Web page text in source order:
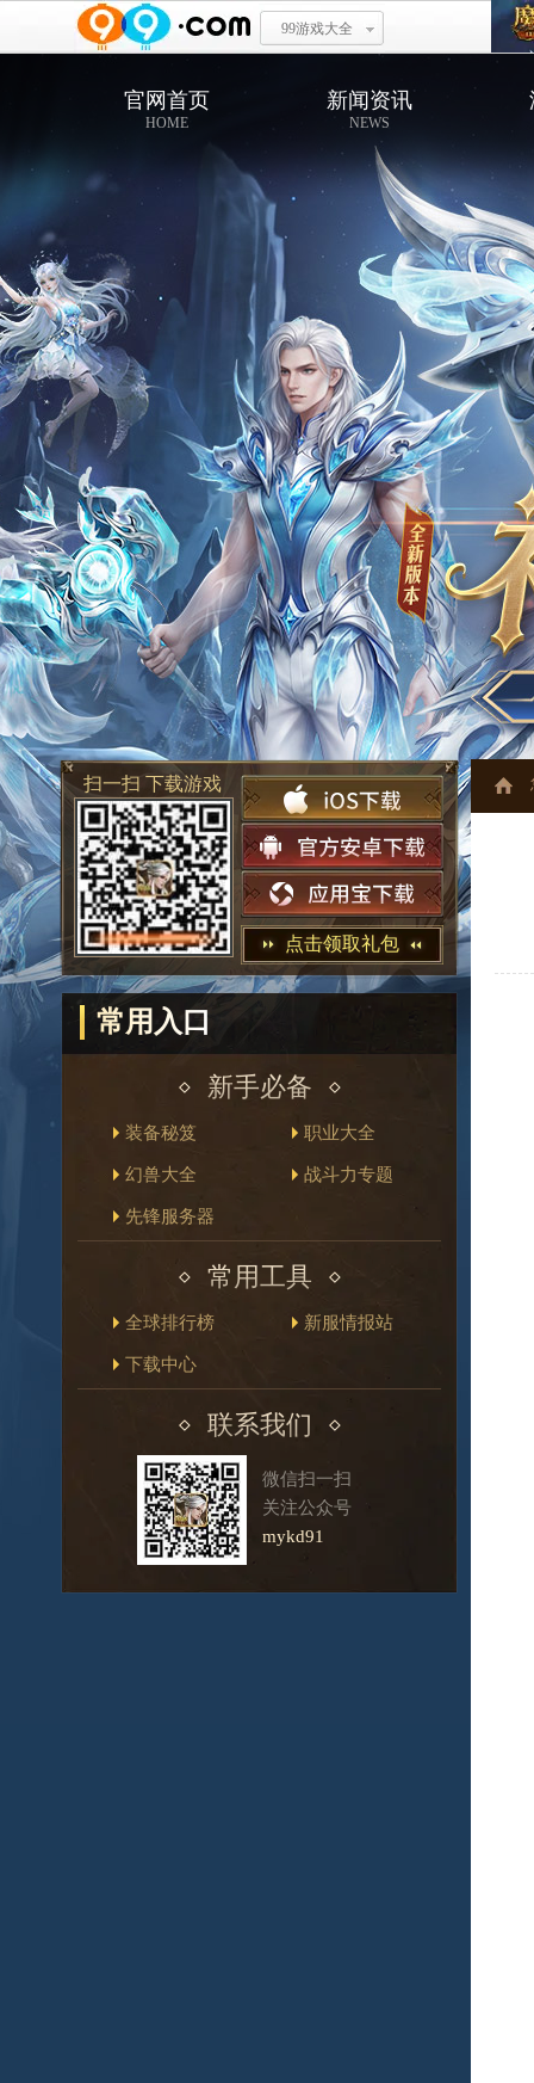
99游戏大全
官网首页
HOME
新闻资讯
NEWS
扫一扫 下载游戏
点击领取礼包
常用入口
新手必备
装备秘笈 职业大全
幻兽大全 战斗力专题
先锋服务器
常用工具
全球排行榜 新服情报站
下载中心
联系我们
微信扫一扫
关注公众号
mykd91